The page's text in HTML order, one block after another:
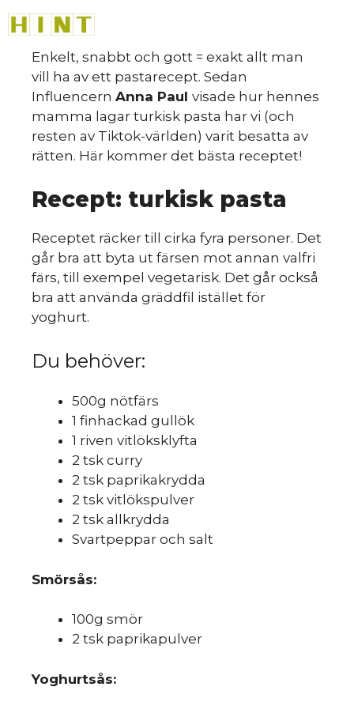
till
innehåll
Enkelt, snabbt och gott = exakt allt man
vill ha av ett pastarecept. Sedan
Influencern Anna Paul visade hur hennes
mamma lagar turkisk pasta har vi (och
resten av Tiktok-världen) varit besatta av
rätten. Här kommer det bästa receptet!
Recept: turkisk pasta
Receptet räcker till cirka fyra personer. Det
går bra att byta ut färsen mot annan valfri
färs, till exempel vegetarisk. Det går också
bra att använda gräddfil istället för
yoghurt.
Du behöver:
500g nötfärs
1 finhackad gullök
1 riven vitlöksklyfta
2 tsk curry
2 tsk paprikakrydda
2 tsk vitlökspulver
2 tsk allkrydda
Svartpeppar och salt
Smörsås:
100g smör
2 tsk paprikapulver
Yoghurtsås: